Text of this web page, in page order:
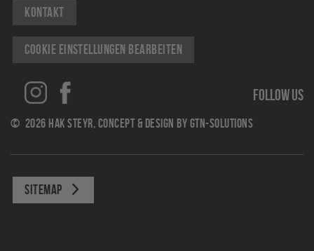
Kontakt
Cookie Einstellungen bearbeiten
© 2026 Hak Steyr, concept & design by gtn-solutions
Follow us
Sitemap